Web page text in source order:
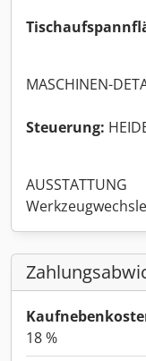
MASCHINEN-
Steuerung:
AUSSTATTUNG
18 %